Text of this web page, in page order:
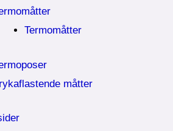
Termomåtter
måtter